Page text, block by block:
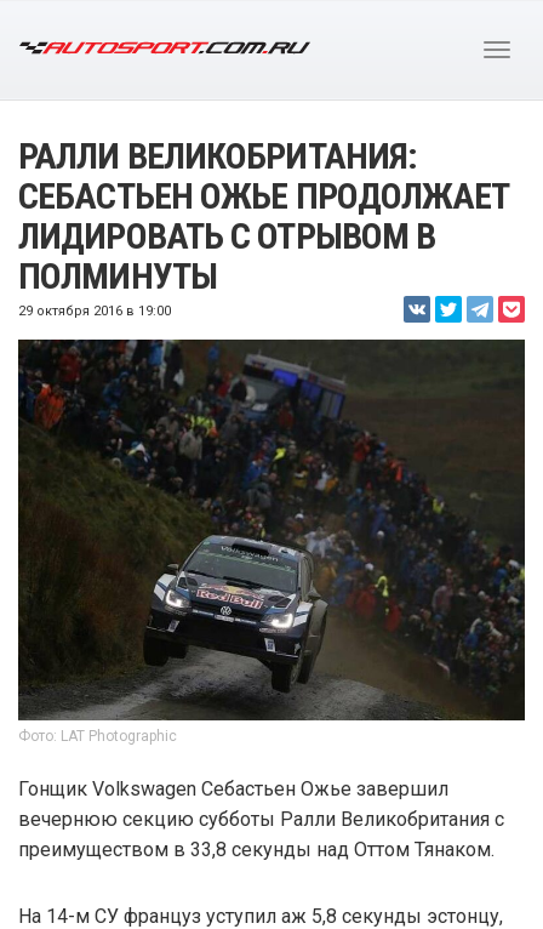
РАЛЛИ ВЕЛИКОБРИТАНИЯ:
СЕБАСТЬЕН ОЖЬЕ ПРОДОЛЖАЕТ
ЛИДИРОВАТЬ С ОТРЫВОМ В
ПОЛМИНУТЫ
29 октября 2016 в 19:00
Фото: LAT Photographic
Гонщик Volkswagen Себастьен Ожье завершил
вечернюю секцию субботы Ралли Великобритания с
преимуществом в 33,8 секунды над Оттом Тянаком.
На 14-м СУ француз уступил аж 5,8 секунды эстонцу,